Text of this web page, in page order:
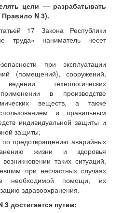
цели — разрабатывать
N 3).
17 Закона Республики
труда» наниматель несет
при эксплуатации
(помещений), сооружений,
технологических
в производстве
веществ, а также
и правильным
индивидуальной защиты и
защиты;
предотвращению аварийных
жизни и здоровья
таких ситуаций,
при несчастных случаях
необходимой помощи, их
здравоохранения.
достигается путем: